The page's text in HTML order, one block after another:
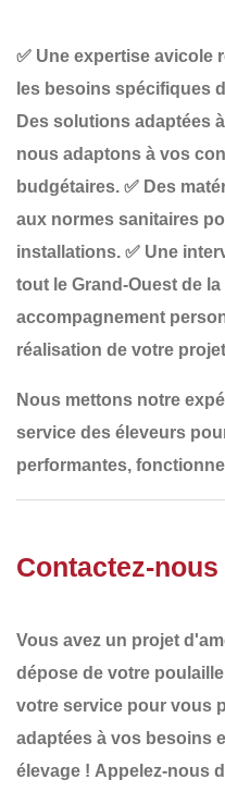
✅ Une expertise avicole
les besoins spécifiques
Des solutions adaptées
nous adaptons à vos
budgétaires. ✅ Des
aux normes sanitaires
installations. ✅ Une
tout le Grand-Ouest de
accompagnement
réalisation de votre
Nous mettons notre
service des éleveurs
performantes,
Contactez-
Vous avez un projet
dépose de votre
votre service pour vous
adaptées à vos besoins
élevage ! Appelez-nous